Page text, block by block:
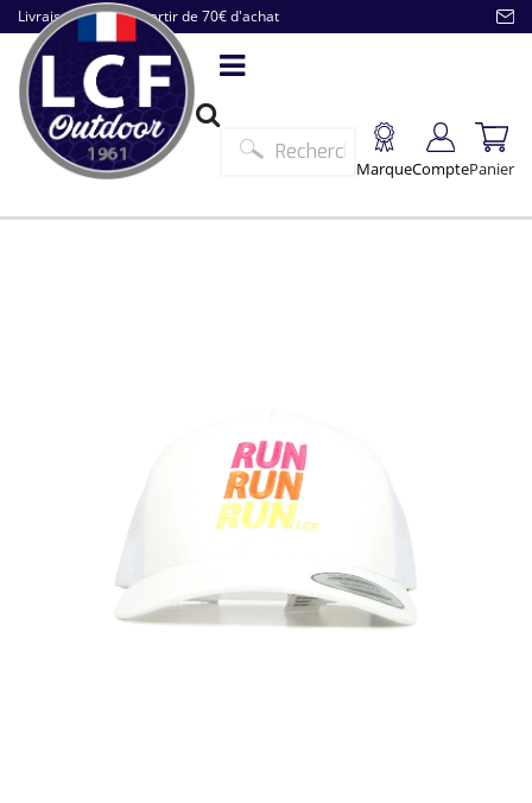
Livraison offerte à partir de 70€ d'achat
MarqueComptePanier